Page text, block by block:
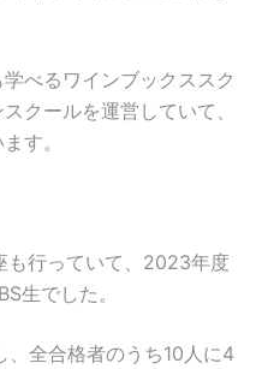
べるワインブックススク
クールを運営していて、
す。
も行っていて、2023年度
生でした。
全合格者のうち10人に4